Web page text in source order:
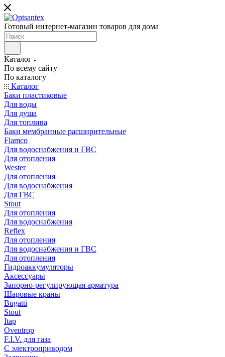
Готовый интернет-магазин товаров для дома
Каталог
По всему сайту
По каталогу
Каталог
Баки пластиковые
Для воды
Для душа
Для топлива
Баки мембранные расширительные
Flamco
Для водоснабжения и ГВС
Для отопления
Wester
Для отопления
Для водоснабжения
Для ГВС
Stout
Для отопления
Для водоснабжения
Reflex
Для отопления
Для водоснабжения и ГВС
Для отопления
Гидроаккумуляторы
Аксессуары
Запорно-регулирующая арматура
Шаровые краны
Bugatti
Stout
Itap
Oventrop
F.I.V. для газа
С электроприводом